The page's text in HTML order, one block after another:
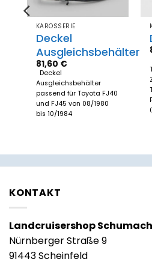
KAROSSERIE
Deckel
Ausgleichsbehälter
81,60 €
Deckel
Ausgleichsbehälter
passend für Toyota FJ40
und FJ45 von 08/1980
bis 10/1984
KONTAKT
Landcruisershop
Nürnberger Straße 9
91443 Scheinfeld